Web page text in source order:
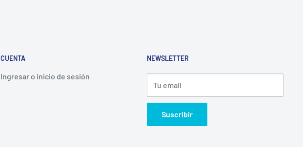
CUENTA
Ingresar o inicio de sesión
NEWSLETTER
Tu email
Suscribir